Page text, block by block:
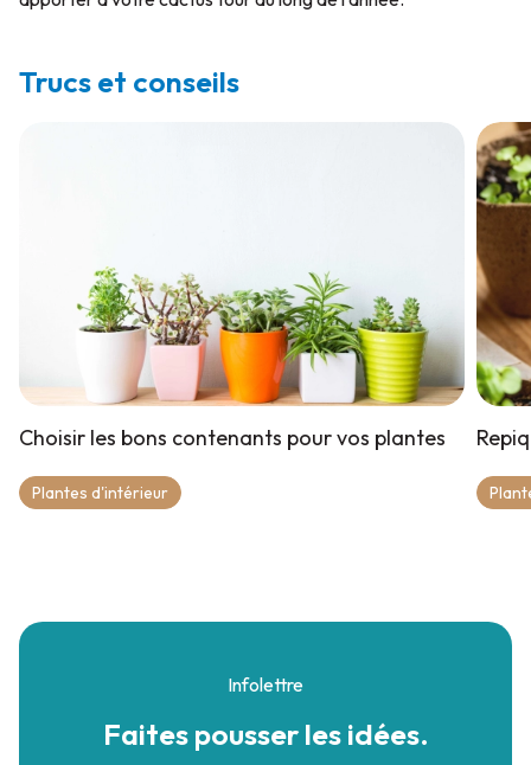
Trucs et conseils
Choisir les bons contenants pour vos plantes
Plantes d'intérieur
Infolettre
Faites pousserles idées.